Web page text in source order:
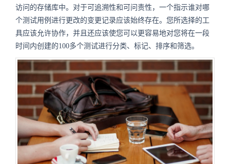
访问的存储库中。对于可追溯性和可问责性，一个指示谁对哪
个测试用例进行更改的变更记录应该始终存在。您所选择的工
具应该允许协作，并且还应该使您可以更容易地对您将在一段
时间内创建的100多个测试进行分类、标记、排序和筛选。